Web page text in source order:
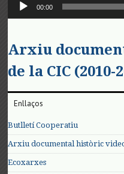
00:00
Arxiu
de la CIC (2010-
Enllaços
Butlletí Cooperatiu
Arxiu documental històric
Ecoxarxes